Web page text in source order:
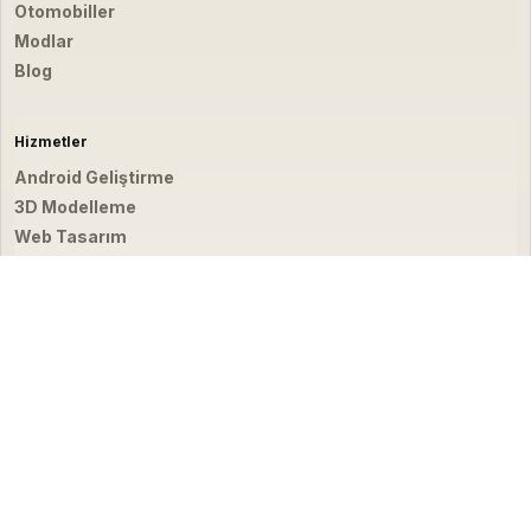
Otomobiller
Modlar
Blog
Hizmetler
Android Geliştirme
3D Modelleme
Web Tasarım